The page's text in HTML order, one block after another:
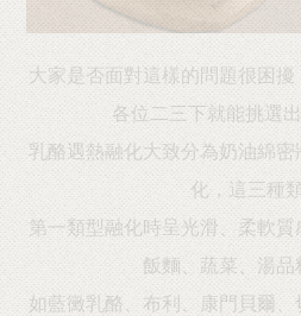
大家是否面對這樣的問題很困
各位二三下就能挑選
乳酪遇熱融化大致分為奶油綿
化，這三種類
第一類型融化時呈光滑、柔軟
飯麵、蔬菜、湯品
如藍黴乳酪、布利、康門貝爾